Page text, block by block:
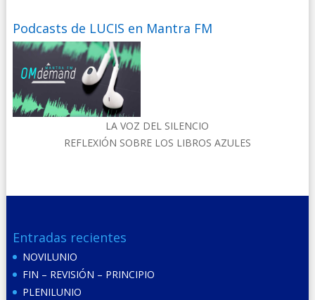
Podcasts de LUCIS en Mantra FM
LA VOZ DEL SILENCIO
REFLEXIÓN SOBRE LOS LIBROS AZULES
Entradas recientes
NOVILUNIO
FIN – REVISIÓN – PRINCIPIO
PLENILUNIO